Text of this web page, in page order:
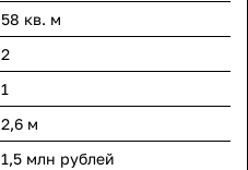
58 кв. м
2
1
2,6 м
1,5 млн рублей